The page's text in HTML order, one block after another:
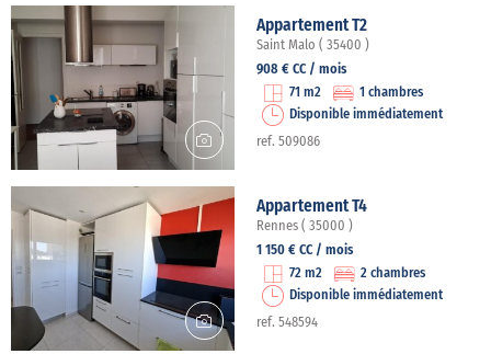
Appartement T2
Saint Malo ( 35400 )
908 € CC / mois
71 m2
1 chambres
Disponible immédiatement
ref. 509086
Appartement T4
Rennes ( 35000 )
1 150 € CC / mois
72 m2
2 chambres
Disponible immédiatement
ref. 548594